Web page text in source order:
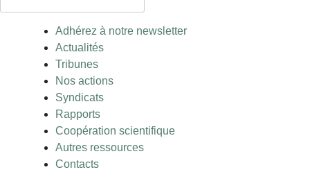
Adhérez à notre newsletter
Actualités
Tribunes
Nos actions
Syndicats
Rapports
Coopération scientifique
Autres ressources
Contacts